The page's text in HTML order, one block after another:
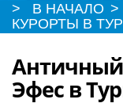
> В НАЧАЛО
КУРОРТЫ В
Эфес в